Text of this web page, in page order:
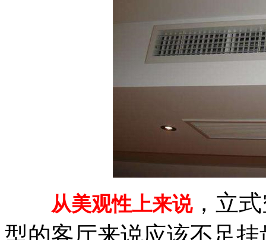
从美观性上来说，立
型的客厅来说应该不足